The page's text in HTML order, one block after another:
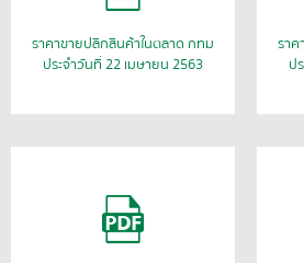
ราคาขายปลีกสินค้าในตลาด กทม
ประจำวันที่ 22 เมษายน 2563
รา
ป